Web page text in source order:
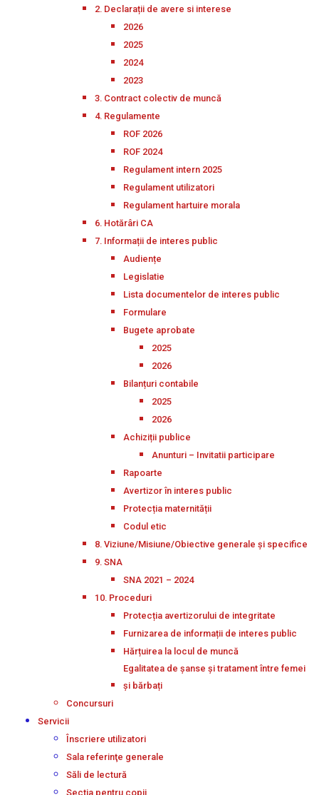
2. Declarații de avere si interese
2026
2025
2024
2023
3. Contract colectiv de muncă
4. Regulamente
ROF 2026
ROF 2024
Regulament intern 2025
Regulament utilizatori
Regulament hartuire morala
6. Hotărâri CA
7. Informații de interes public
Audiențe
Legislatie
Lista documentelor de interes public
Formulare
Bugete aprobate
2025
2026
Bilanțuri contabile
2025
2026
Achiziții publice
Anunturi – Invitatii participare
Rapoarte
Avertizor în interes public
Protecția maternității
Codul etic
8. Viziune/Misiune/Obiective generale și specifice
9. SNA
SNA 2021 – 2024
10. Proceduri
Protecția avertizorului de integritate
Furnizarea de informații de interes public
Hărțuirea la locul de muncă
Egalitatea de șanse și tratament între femei
și bărbați
Concursuri
Servicii
Înscriere utilizatori
Sala referinţe generale
Săli de lectură
Secţia pentru copii